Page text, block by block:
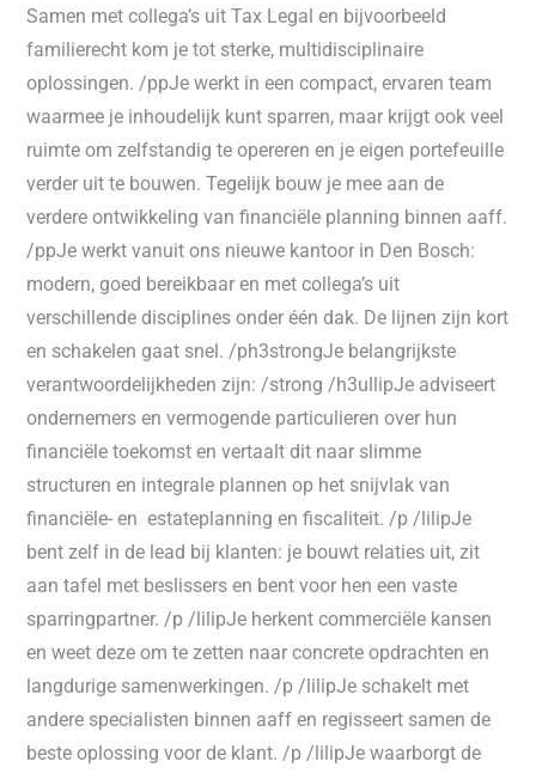
Samen met collega’s uit Tax Legal en bijvoorbeeld
familierecht kom je tot sterke, multidisciplinaire
oplossingen. /ppJe werkt in een compact, ervaren team
waarmee je inhoudelijk kunt sparren, maar krijgt ook veel
ruimte om zelfstandig te opereren en je eigen portefeuille
verder uit te bouwen. Tegelijk bouw je mee aan de
verdere ontwikkeling van financiële planning binnen aaff.
/ppJe werkt vanuit ons nieuwe kantoor in Den Bosch:
modern, goed bereikbaar en met collega’s uit
verschillende disciplines onder één dak. De lijnen zijn kort
en schakelen gaat snel. /ph3strongJe belangrijkste
verantwoordelijkheden zijn: /strong /h3ullipJe adviseert
ondernemers en vermogende particulieren over hun
financiële toekomst en vertaalt dit naar slimme
structuren en integrale plannen op het snijvlak van
financiële- en estateplanning en fiscaliteit. /p /lilipJe
bent zelf in de lead bij klanten: je bouwt relaties uit, zit
aan tafel met beslissers en bent voor hen een vaste
sparringpartner. /p /lilipJe herkent commerciële kansen
en weet deze om te zetten naar concrete opdrachten en
langdurige samenwerkingen. /p /lilipJe schakelt met
andere specialisten binnen aaff en regisseert samen de
beste oplossing voor de klant. /p /lilipJe waarborgt de